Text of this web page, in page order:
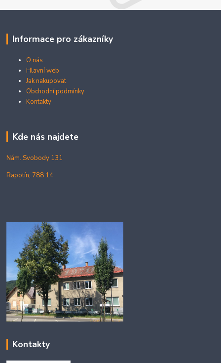
Informace pro zákazníky
O nás
Hlavní web
Jak nakupovat
Obchodní podmínky
Kontakty
Kde nás najdete
Nám. Svobody 131
Rapotín, 788 14
Kontakty